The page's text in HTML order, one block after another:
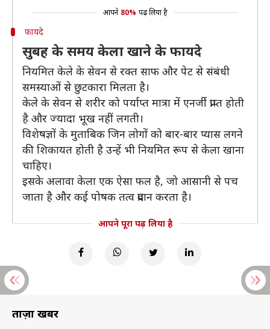
आपने 80% पढ़ लिया है
फायदे
सुबह के समय केला खाने के फायदे
नियमित केले के सेवन से रक्त साफ और पेट से संबंधी
समस्याओं से छुटकारा मिलता है।
केले के सेवन से शरीर को पर्याप्त मात्रा में एनर्जी प्राप्त होती
है और ज्यादा भूख नहीं लगती।
विशेषज्ञों के मुताबिक जिन लोगों को बार-बार प्यास लगने
की शिकायत होती है उन्हें भी नियमित रूप से केला खाना
चाहिए।
इसके अलावा केला एक ऐसा फल है, जो आसानी से पच
जाता है और कई पोषक तत्व प्रदान करता है।
आपने पूरा पढ़ लिया है
ताज़ा खबरें